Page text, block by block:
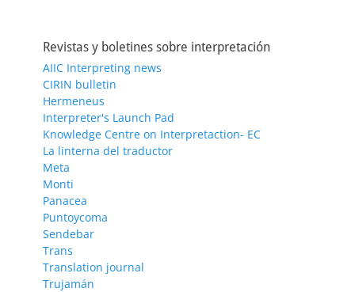
Revistas y boletines sobre interpretación
AIIC Interpreting news
CIRIN bulletin
Hermeneus
Interpreter's Launch Pad
Knowledge Centre on Interpretaction- EC
La linterna del traductor
Meta
Monti
Panacea
Puntoycoma
Sendebar
Trans
Translation journal
Trujamán